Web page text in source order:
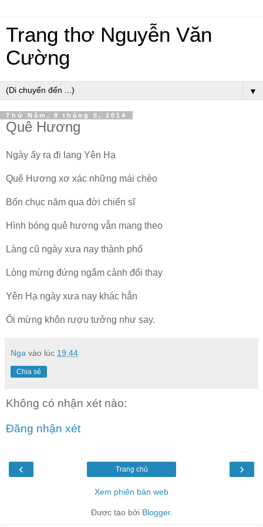
Trang thơ Nguyễn Văn
Cường
▼
Thứ Năm, 8 tháng 5, 2014
Quê Hương
Ngày ấy ra đi lang Yên Hạ
Quê Hương xơ xác những mái chèo
Bốn chục năm qua đời chiến sĩ
Hình bóng quê hương vẫn mang theo
Làng cũ ngày xưa nay thành phố
Lòng mừng đứng ngắm cảnh đổi thay
Yên Hạ ngày xưa nay khác hẳn
Ôi mừng khôn rượu tưởng như say.
Nga vào lúc 19:44
Chia sẻ
Không có nhận xét nào:
Đăng nhận xét
‹ ›
Trang chủ
Xem phiên bản web
Được tạo bởi Blogger.